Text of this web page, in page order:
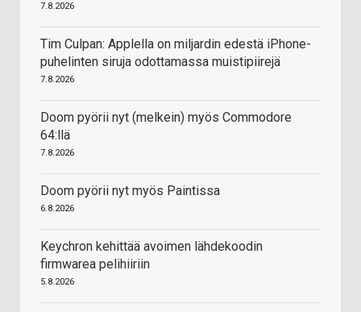
7.8.2026
Tim Culpan: Applella on miljardin edestä iPhone-
puhelinten siruja odottamassa muistipiirejä
7.8.2026
Doom pyörii nyt (melkein) myös Commodore
64:llä
7.8.2026
Doom pyörii nyt myös Paintissa
6.8.2026
Keychron kehittää avoimen lähdekoodin
firmwarea pelihiiriin
5.8.2026